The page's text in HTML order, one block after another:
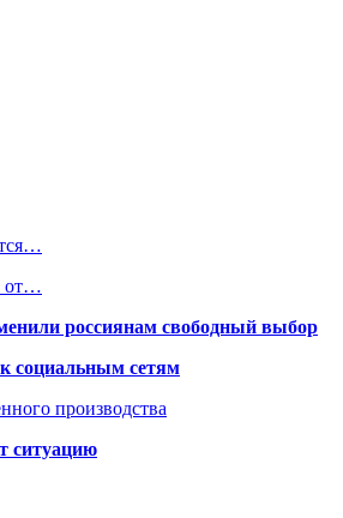
от…
россиянам свободный выбор
социальным сетям
производства
ситуацию